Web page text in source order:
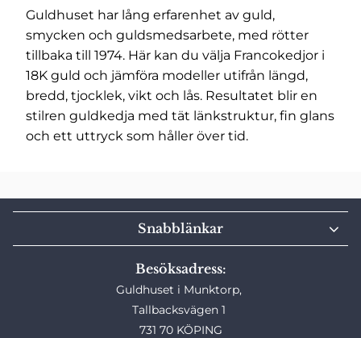
Guldhuset har lång erfarenhet av guld,
smycken och guldsmedsarbete, med rötter
tillbaka till 1974. Här kan du välja Francokedjor i
18K guld och jämföra modeller utifrån längd,
bredd, tjocklek, vikt och lås. Resultatet blir en
stilren guldkedja med tät länkstruktur, fin glans
och ett uttryck som håller över tid.
Besöksadress:
Guldhuset i Munktorp,
Tallbacksvägen 1
731 70 KÖPING
Snabblänkar